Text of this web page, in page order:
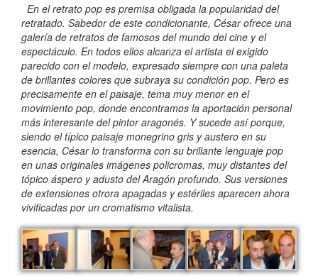
En el retrato pop es premisa obligada la popularidad del
retratado. Sabedor de este condicionante, César ofrece una
galería de retratos de famosos del mundo del cine y el
espectáculo. En todos ellos alcanza el artista el exigido
parecido con el modelo, expresado siempre con una paleta
de brillantes colores que subraya su condición pop. Pero es
precisamente en el paisaje, tema muy menor en el
movimiento pop, donde encontramos la aportación personal
más interesante del pintor aragonés. Y sucede así porque,
siendo el típico paisaje monegrino gris y austero en su
esencia, César lo transforma con su brillante lenguaje pop
en unas originales imágenes policromas, muy distantes del
tópico áspero y adusto del Aragón profundo. Sus versiones
de extensiones otrora apagadas y estériles aparecen ahora
vivificadas por un cromatismo vitalista.